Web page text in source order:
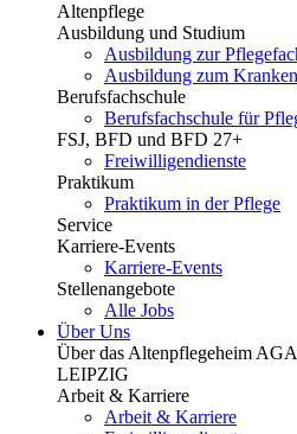
Altenpflege
Ausbildung und Studium
Ausbildung zur
Ausbildung zum
Berufsfachschule
Berufsfachschule für
FSJ, BFD und BFD 27+
Freiwilligendienste
Praktikum
Praktikum in der Pflege
Service
Karriere-Events
Karriere-Events
Stellenangebote
Alle Jobs
Über Uns
Über das Altenpflegeheim
LEIPZIG
Arbeit & Karriere
Arbeit & Karriere